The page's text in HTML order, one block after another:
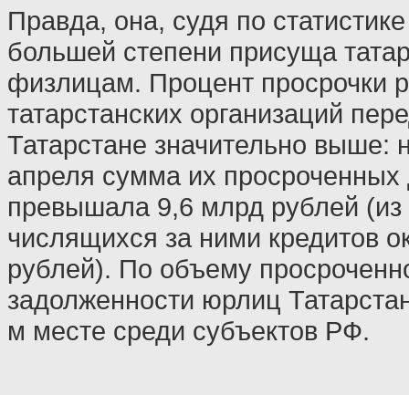
Правда, она, судя по
большей степени присуща
физлицам. Процент просрочки
татарстанских организаций
Татарстане значительно выше:
апреля сумма их просроченных
превышала 9,6 млрд рублей
числящихся за ними кредитов
рублей). По объему
задолженности юрлиц
м месте среди субъектов РФ.